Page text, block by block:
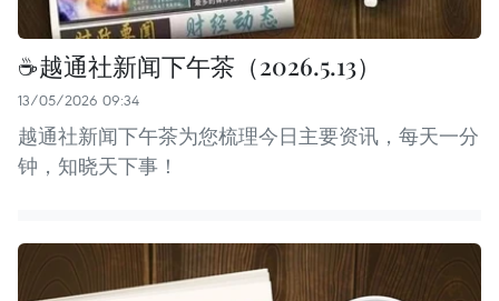
☕️越通社新闻下午茶（2026.5.13）
13/05/2026 09:34
越通社新闻下午茶为您梳理今日主要资讯，每天一分
钟，知晓天下事！